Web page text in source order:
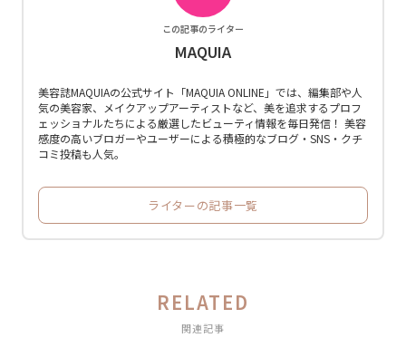
この記事のライター
MAQUIA
美容誌MAQUIAの公式サイト「MAQUIA ONLINE」では、編集部や人
気の美容家、メイクアップアーティストなど、美を追求するプロフ
ェッショナルたちによる厳選したビューティ情報を毎日発信！ 美容
感度の高いブロガーやユーザーによる積極的なブログ・SNS・クチ
コミ投稿も人気。
ライターの記事一覧
RELATED
関連記事